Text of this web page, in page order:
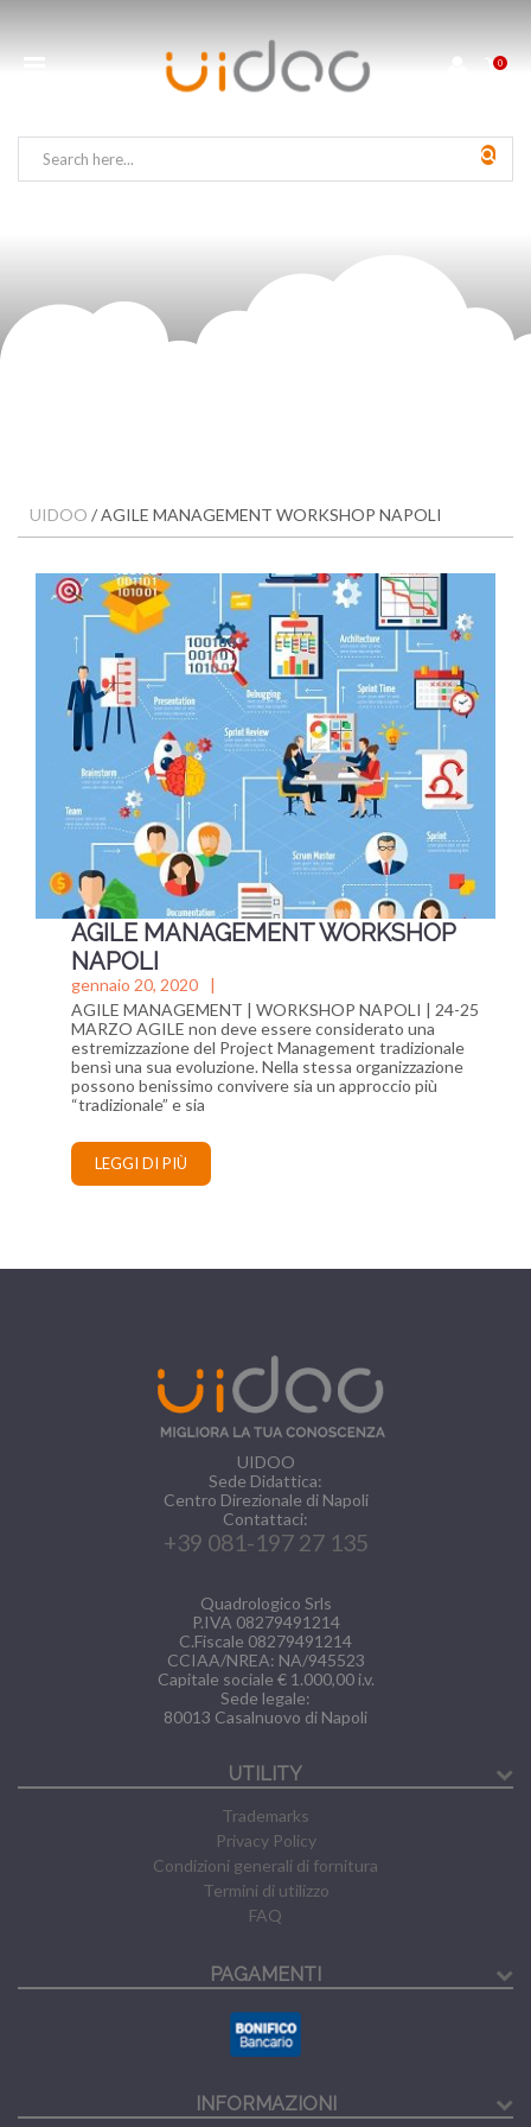
0
UIDOO /AGILE MANAGEMENT WORKSHOP NAPOLI
AGILE MANAGEMENT WORKSHOP
NAPOLI
gennaio 20, 2020
AGILE MANAGEMENT | WORKSHOP NAPOLI | 24-25
MARZO AGILE non deve essere considerato una
estremizzazione del Project Management tradizionale
bensì una sua evoluzione. Nella stessa organizzazione
possono benissimo convivere sia un approccio più
“tradizionale” e sia
LEGGI DI PIÙ
UIDOO
Sede Didattica:
Centro Direzionale di Napoli
Contattaci:
+39 081-197 27 135
Quadrologico Srls
P.IVA 08279491214
C.Fiscale 08279491214
CCIAA/NREA: NA/945523
Capitale sociale € 1.000,00 i.v.
Sede legale:
80013 Casalnuovo di Napoli
UTILITY
Trademarks
Privacy Policy
Condizioni generali di fornitura
Termini di utilizzo
FAQ
PAGAMENTI
INFORMAZIONI